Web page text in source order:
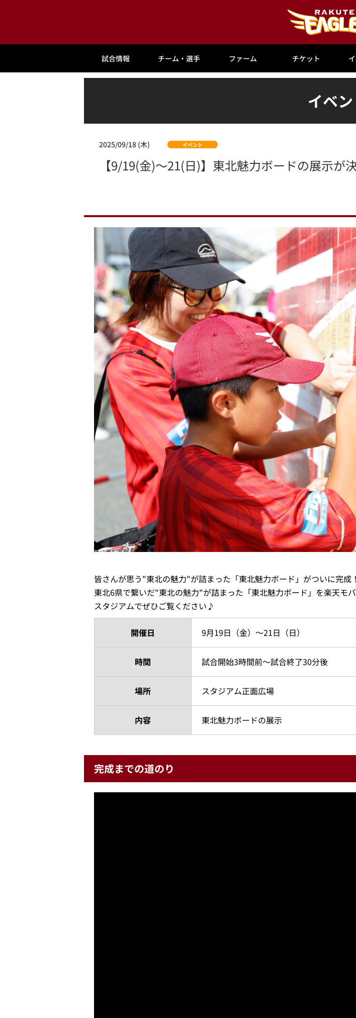
試合情報 チーム・選手 ファーム チケット
イベ
2025/09/18 (木) イベント
【9/19(金)～21(日)】東北魅力ボードの展示が
皆さんが思う"東北の魅力"が詰まった「東北魅力ボード」がついに完成！
東北6県で繋いだ"東北の魅力"が詰まった「東北魅力ボード」を楽天モ
スタジアムでぜひご覧ください♪
開催日 9月19日（金）～21日（日）
時間 試合開始3時間前～試合終了30分後
場所 スタジアム正面広場
内容 東北魅力ボードの展示
完成までの道のり